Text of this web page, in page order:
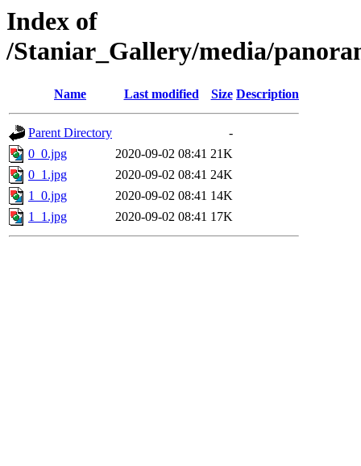
Index of
/Staniar_Gallery/media/
Name Last modified Size Description
Parent Directory
-
0_0.jpg
2020-09-02 08:41 21K
0_1.jpg
2020-09-02 08:41 24K
1_0.jpg
2020-09-02 08:41 14K
1_1.jpg
2020-09-02 08:41 17K